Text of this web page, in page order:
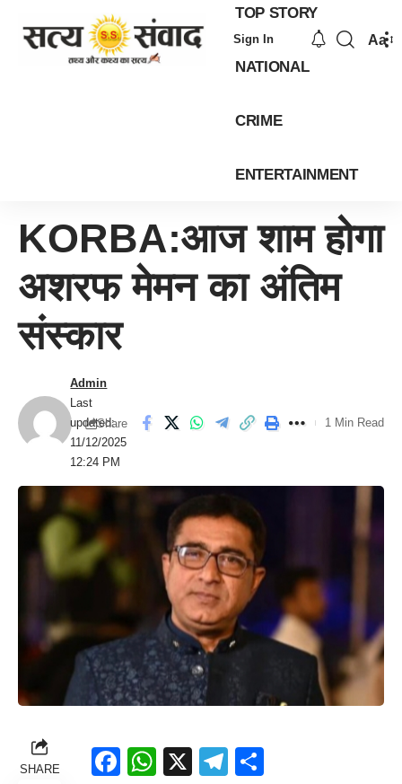
TOP STORY
NATIONAL
CRIME
ENTERTAINMENT
Sign In Aa
KORBA:आज शाम होगा
अशरफ मेमन का अंतिम
संस्कार
Last
updated:
11/12/2025
12:24 PM
Admin
Share 1 Min Read
SHARE Facebook
WhatsApp
X Telegram